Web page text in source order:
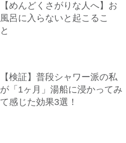
【めんどくさがりな人へ】お
風呂に入らないと起こるこ
と
【検証】普段シャワー派の私
が「1ヶ月」湯船に浸かってみ
て感じた効果3選！